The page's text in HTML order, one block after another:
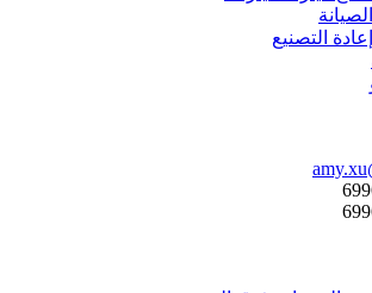
التصنيع